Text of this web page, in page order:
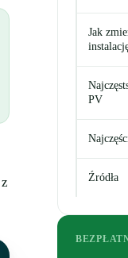
Jak
PV
Źródła